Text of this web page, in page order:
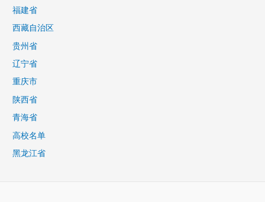
福建省
西藏自治区
贵州省
辽宁省
重庆市
陕西省
青海省
高校名单
黑龙江省